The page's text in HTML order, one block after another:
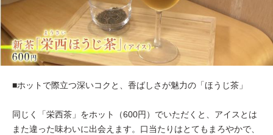
■ホットで際立つ深いコクと、香ばしさが魅力の「ほうじ茶」
同じく「栄西茶」をホット（600円）でいただくと、アイスとは
また違った味わいに出会えます。口当たりはとてもまろやかで、